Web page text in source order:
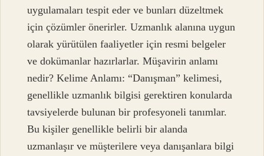
uygulamaları tespit eder ve bunları düzeltmek
için çözümler önerirler. Uzmanlık alanına uygun
olarak yürütülen faaliyetler için resmi belgeler
ve dokümanlar hazırlarlar. Müşavirin anlamı
nedir? Kelime Anlamı: “Danışman” kelimesi,
genellikle uzmanlık bilgisi gerektiren konularda
tavsiyelerde bulunan bir profesyoneli tanımlar.
Bu kişiler genellikle belirli bir alanda
uzmanlaşır ve müşterilere veya danışanlara bilgi